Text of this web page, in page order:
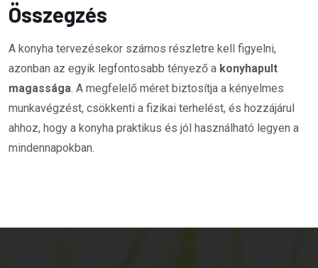
Összegzés
A konyha tervezésekor számos részletre kell figyelni,
azonban az egyik legfontosabb tényező a konyhapult
magassága. A megfelelő méret biztosítja a kényelmes
munkavégzést, csökkenti a fizikai terhelést, és hozzájárul
ahhoz, hogy a konyha praktikus és jól használható legyen a
mindennapokban.